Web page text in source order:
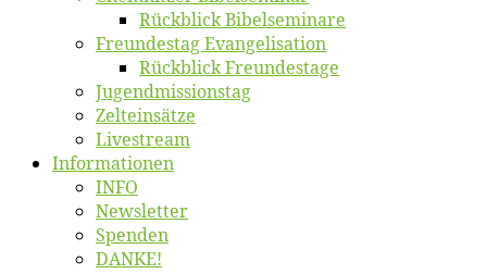
Rück­blick Bibelseminare
Freun­des­tag Evangelisation
Rück­blick Freundestage
Jugend­mis­sions­tag
Zelt­ein­sät­ze
Live­stream
Informatio­nen
INFO
News­let­ter
Spen­den
DANKE!